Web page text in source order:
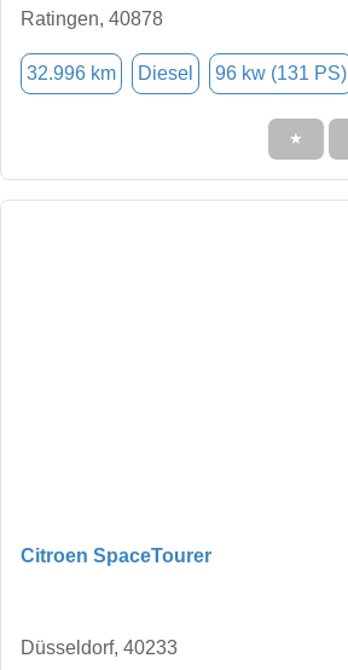
Ratingen, 40878
32.996 km Diesel 96 kw (131 PS)
★
Citroen SpaceTourer
Düsseldorf, 40233